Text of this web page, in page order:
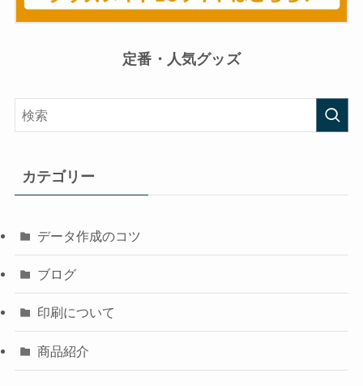
定番・人気グッズ
カテゴリー
データ作成のコツ
ブログ
印刷について
商品紹介